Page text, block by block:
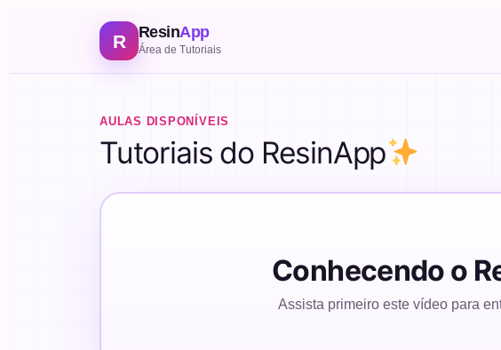
R ResinApp
Área de Tutoriais
AULAS DISPONÍVEIS
Tutoriais do ResinApp
Conhecendo o
Assista primeiro este vídeo para